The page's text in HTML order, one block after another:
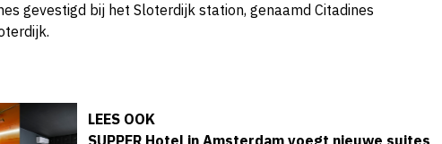
gevestigd bij het Sloterdijk station, genaamd Citadines
LEES OOK
SUPPER Hotel in Amsterdam voegt nieuwe suites